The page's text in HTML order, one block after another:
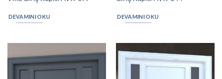
DEVAMINI OKU DEVAMINI OKU